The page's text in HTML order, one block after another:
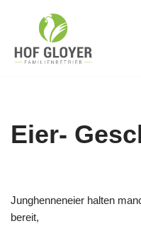
Inhalt
Eier-
Junghenneneier halten
bereit,